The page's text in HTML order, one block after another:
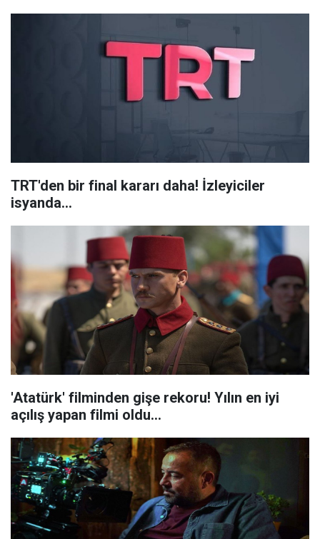
TRT'den bir final kararı daha! İzleyiciler
isyanda...
'Atatürk' filminden gişe rekoru! Yılın en iyi
açılış yapan filmi oldu...